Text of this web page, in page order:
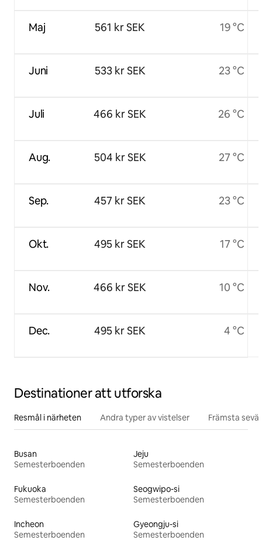
Maj
Juni
Juli
Aug.
Sep.
Okt.
Nov.
Dec.
561 kr SEK
533 kr SEK
466 kr SEK
504 kr SEK
457 kr SEK
495 kr SEK
466 kr SEK
495 kr SEK
19 °C
23 °C
26 °C
27 °C
23 °C
17 °C
10 °C
4 °C
Destinationer att utforska
Resmål i närheten Andra typer av vistelser Främsta
Busan
Semesterboenden
Jeju
Semesterboenden
Fukuoka
Semesterboenden
Seogwipo-si
Semesterboenden
Incheon
Semesterboenden
Gyeongju-si
Semesterboenden